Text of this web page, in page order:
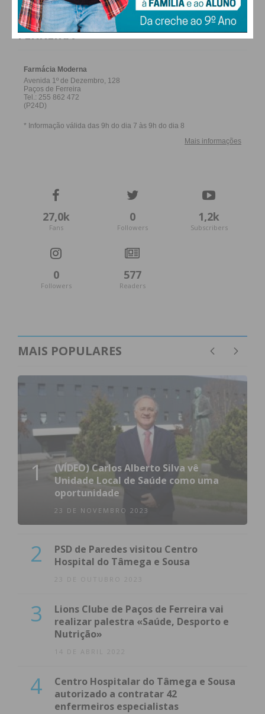
FARMACIAS DE SERVIÇO EM PAÇOS DE
FERREIRA
27,0k
Fans
0
Followers
1,2k
Subscribers
0
Followers
577
Readers
MAIS POPULARES
1
(VÍDEO) Carlos Alberto Silva vê
Unidade Local de Saúde como uma
oportunidade
23 DE NOVEMBRO 2023
2
PSD de Paredes visitou Centro
Hospital do Tâmega e Sousa
23 DE OUTUBRO 2023
3
Lions Clube de Paços de Ferreira vai
realizar palestra «Saúde, Desporto e
Nutrição»
14 DE ABRIL 2022
4
Centro Hospitalar do Tâmega e Sousa
autorizado a contratar 42
enfermeiros especialistas